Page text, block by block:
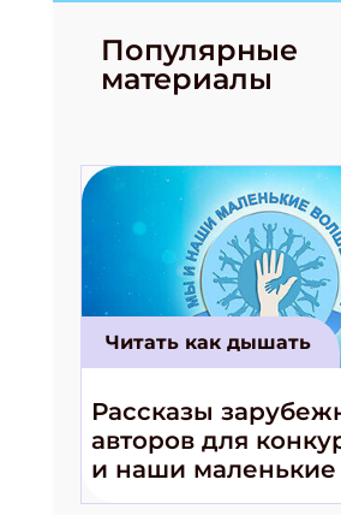
Популярные
материалы
Читать как дышать
Рассказы
авторов для
и наши маленькие
волшебники!»